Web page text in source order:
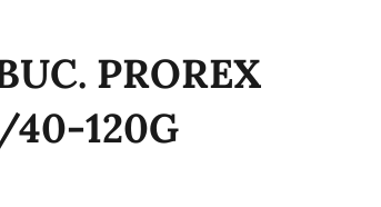
PROREX
40-120G